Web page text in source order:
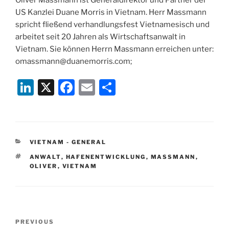
US Kanzlei Duane Morris in Vietnam. Herr Massmann
spricht fließend verhandlungsfest Vietnamesisch und
arbeitet seit 20 Jahren als Wirtschaftsanwalt in
Vietnam. Sie können Herrn Massmann erreichen unter:
omassmann@duanemorris.com;
Li
e
dI
n
X
F
e
b
o
E
l
CATEGORIES
VIETNAM - GENERAL
TAGS
ANWALT, HAFENENTWICKLUNG , MASSMANN ,
OLIVER , VIETNAM
Previous
PREVIOUS